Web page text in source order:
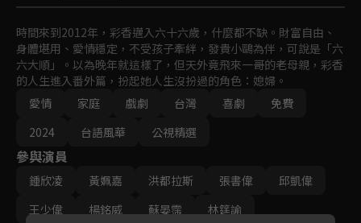
時間來到2012年，彩香邁入六十六歲，什麼都不缺。財富自由、
身體堪用、愛情穩定，不受孩子牽絆，發貴小鷗為伴，可說是「六
六大順」。以為晚年就這樣了，但天外竟飛來一哥的老母親，彩香
的人生進入番外篇，扮起她人生沒扮過的角色：媳婦。
愛情
家庭 戲劇 台灣 喜劇
免費
2024
台語風華 公視精選
參與演員
鍾欣凌 黃姵嘉 洪都拉斯 張書偉
邱凱偉
王少偉
楊銘威 蘇晏霈 林筳諭